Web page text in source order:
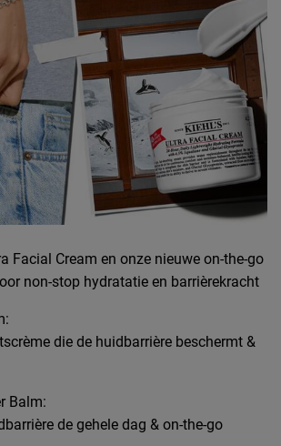
Facial Cream en onze nieuwe on-the-go
non-stop hydratatie en barrièrekracht
die de huidbarrière beschermt &
Balm:
de gehele dag & on-the-go